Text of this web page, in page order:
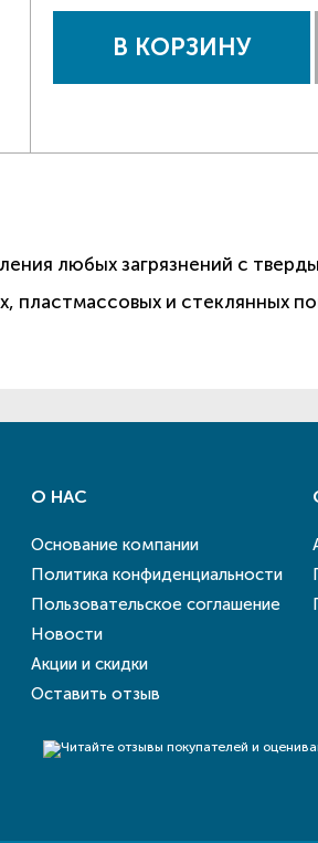
В КОРЗИНУ
любых загрязнений с
пластмассовых и стеклянных
О НАС
Основание компании
Политика конфиденциальности
Пользовательское соглашение
Новости
Акции и скидки
Оставить отзыв